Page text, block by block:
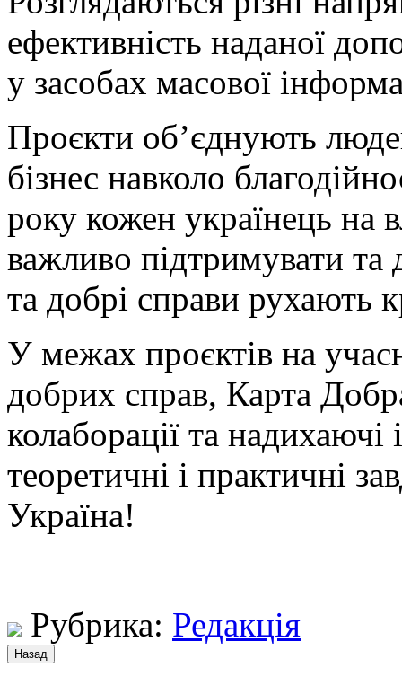
ефективність наданої
у засобах масової
Проєкти об’єднують
бізнес навколо
року кожен українець на
важливо підтримувати
та добрі справи рухають
У межах проєктів на
добрих справ, Карта
колаборації та надихаючі
теоретичні і практичні
Україна!
Рубрика: Редакція